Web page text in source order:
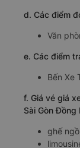
d. Các điểm
Văn
e. Các điểm
Bến Xe
f. Giá vé giá
Sài Gòn Đồng
ghế